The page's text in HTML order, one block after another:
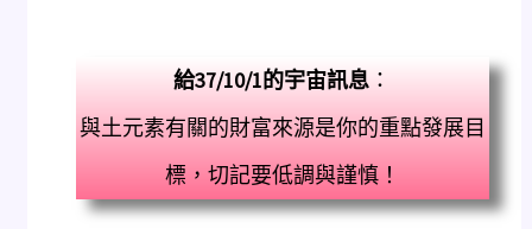
給37/10/1的宇宙訊息 ：
與土元素有關的財富來源是你的重點發展目
標，切記要低調與謹慎！